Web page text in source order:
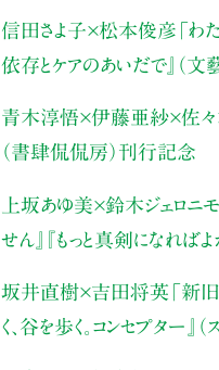
信田さよ子×松本俊彦 「わ
依存とケアのあいだで』（
青木淳悟×伊藤亜紗×佐
（書肆侃侃房）刊行記念
上坂あゆ美×鈴木ジェロニモ
せん』『もっと真剣になれば
坂井直樹×吉田将英「新
く、谷を歩く。コンセプター』